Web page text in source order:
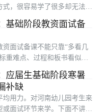
，很容易学了很多却无法体
更稳妥的做法是先确定高频
一、这篇适合哪类考生：结
基础阶段教资面试备
面试备课不能只靠“多看几
重难点、过程和板书看似
和稳定输出能力。本文从材
行步骤。 一、先看山西高
应届生基础阶段寒暑
补缺
用力。对河南幼儿园考生来
面试环节来学。下面不讲空